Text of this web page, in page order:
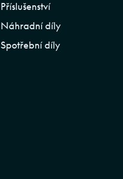
Příslušenství
Náhradní díly
Spotřební díly